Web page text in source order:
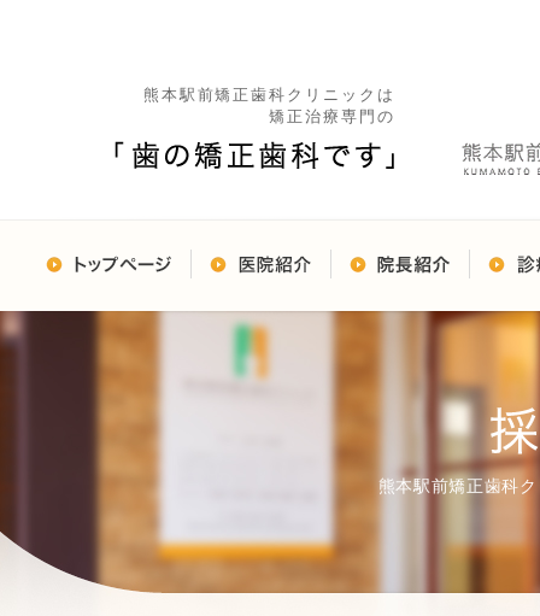
熊本駅前矯正歯科クリニックは
矯正治療専門の
熊本駅前矯正歯科